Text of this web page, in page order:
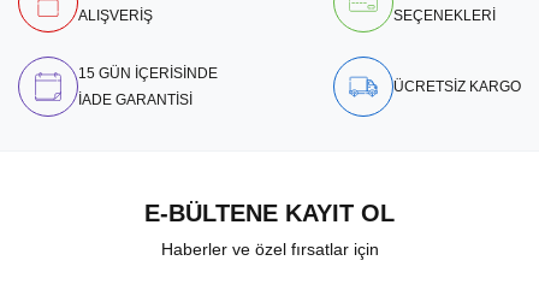
ALIŞVERİŞ
SEÇENEKLERİ
15 GÜN İÇERİSİNDE
İADE GARANTİSİ
ÜCRETSİZ KARGO
E-BÜLTENE KAYIT OL
Haberler ve özel fırsatlar için